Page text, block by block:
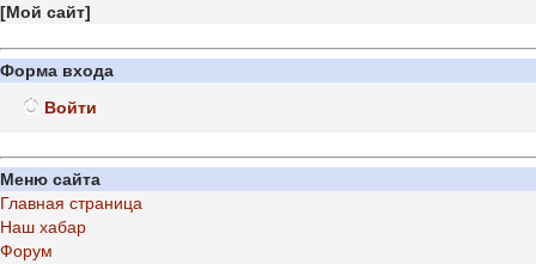
[Мой сайт]
Форма входа
Войти
Меню сайта
Главная страница
Наш хабар
Форум